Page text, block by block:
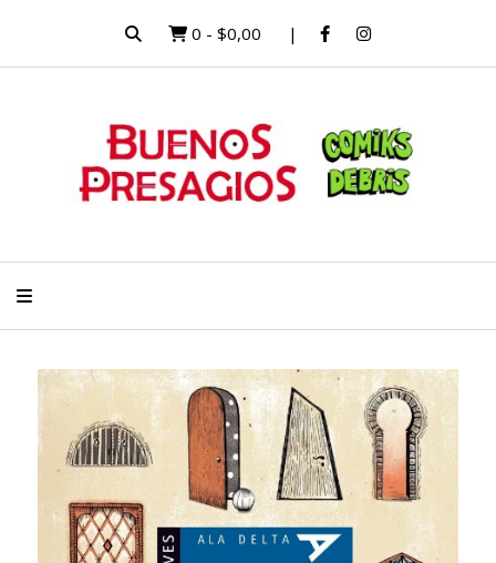
0 - $0,00